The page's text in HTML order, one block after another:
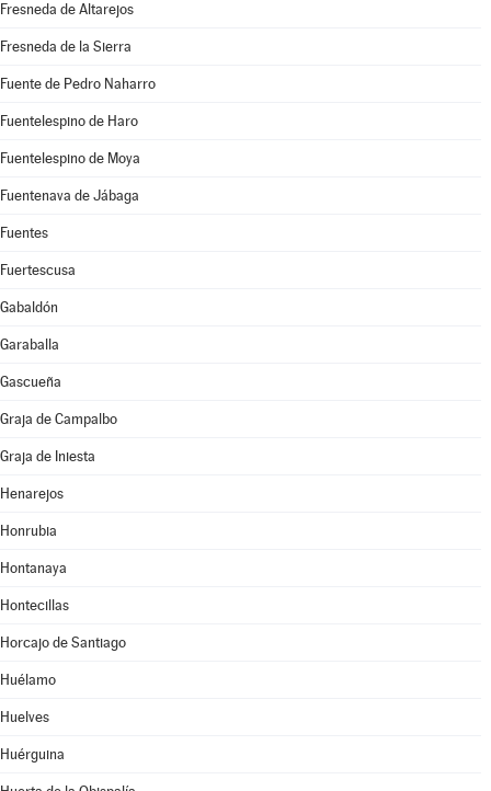
Fresneda de Altarejos
Fresneda de la Sierra
Fuente de Pedro Naharro
Fuentelespino de Haro
Fuentelespino de Moya
Fuentenava de Jábaga
Fuentes
Fuertescusa
Gabaldón
Garaballa
Gascueña
Graja de Campalbo
Graja de Iniesta
Henarejos
Honrubia
Hontanaya
Hontecillas
Horcajo de Santiago
Huélamo
Huelves
Huérguina